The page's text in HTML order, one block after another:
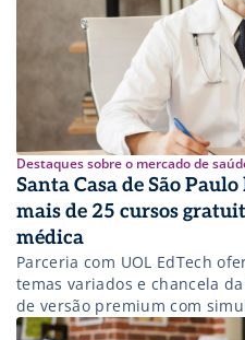
Destaques sobre o mercado de
Santa Casa de São
mais de 25 cursos
médica
Parceria com UOL EdTech
temas variados e chancela
de versão premium com
vivo.